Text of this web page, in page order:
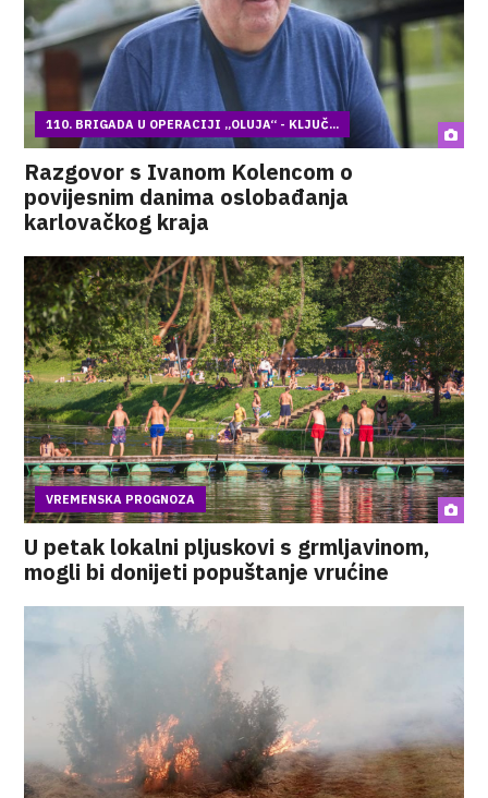
110. BRIGADA U OPERACIJI „OLUJA“ - KLJUČ...
Razgovor s Ivanom Kolencom o
povijesnim danima oslobađanja
karlovačkog kraja
VREMENSKA PROGNOZA
U petak lokalni pljuskovi s grmljavinom,
mogli bi donijeti popuštanje vrućine